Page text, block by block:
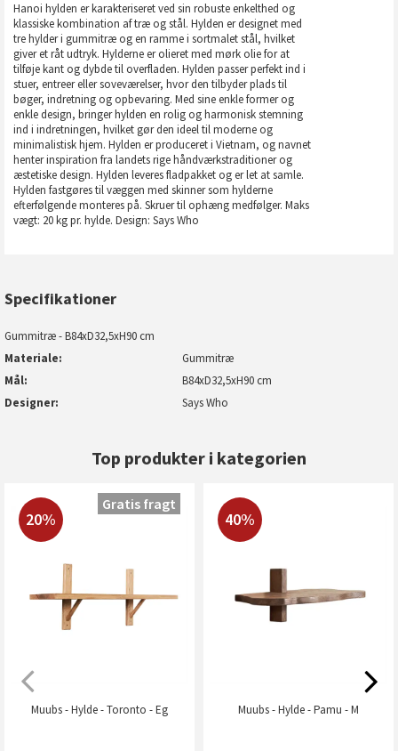
Hanoi hylden er karakteriseret ved sin robuste enkelthed og
klassiske kombination af træ og stål. Hylden er designet med
tre hylder i gummitræ og en ramme i sortmalet stål, hvilket
giver et råt udtryk. Hylderne er olieret med mørk olie for at
tilføje kant og dybde til overfladen. Hylden passer perfekt ind i
stuer, entreer eller soveværelser, hvor den tilbyder plads til
bøger, indretning og opbevaring. Med sine enkle former og
enkle design, bringer hylden en rolig og harmonisk stemning
ind i indretningen, hvilket gør den ideel til moderne og
minimalistisk hjem. Hylden er produceret i Vietnam, og navnet
henter inspiration fra landets rige håndværkstraditioner og
æstetiske design. Hylden leveres fladpakket og er let at samle.
Hylden fastgøres til væggen med skinner som hylderne
efterfølgende monteres på. Skruer til ophæng medfølger. Maks
vægt: 20 kg pr. hylde. Design: Says Who
Specifikationer
Gummitræ - B84xD32,5xH90 cm
Materiale
Gummitræ
Mål
B84xD32,5xH90 cm
Designer
Says Who
Top produkter i kategorien
20%
Muubs - Hylde - Toronto - Eg
Gratis fragt
40%
Muubs - Hylde - Pamu - M